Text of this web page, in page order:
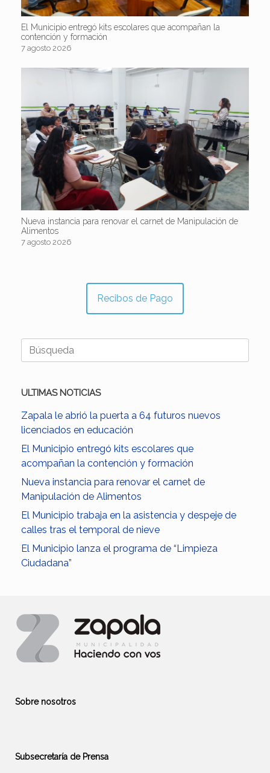
El Municipio entregó kits escolares que acompañan la
contención y formación
7 agosto 2026
Nueva instancia para renovar el carnet de Manipulación de
Alimentos
7 agosto 2026
Recibos de Pago
Buscar:
ULTIMAS NOTICIAS
Zapala le abrió la puerta a 64 futuros nuevos
licenciados en educación
El Municipio entregó kits escolares que
acompañan la contención y formación
Nueva instancia para renovar el carnet de
Manipulación de Alimentos
El Municipio trabaja en la asistencia y despeje de
calles tras el temporal de nieve
El Municipio lanza el programa de “Limpieza
Ciudadana”
Sobre nosotros
Subsecretaría de Prensa